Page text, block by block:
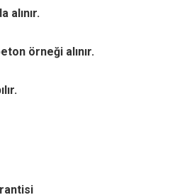
alınır.
örneği alınır.